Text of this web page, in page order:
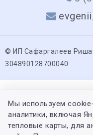
© ИП Сафаргалеев
304890128700040
Мы используем
аналитики, включая
тепловые карты, для